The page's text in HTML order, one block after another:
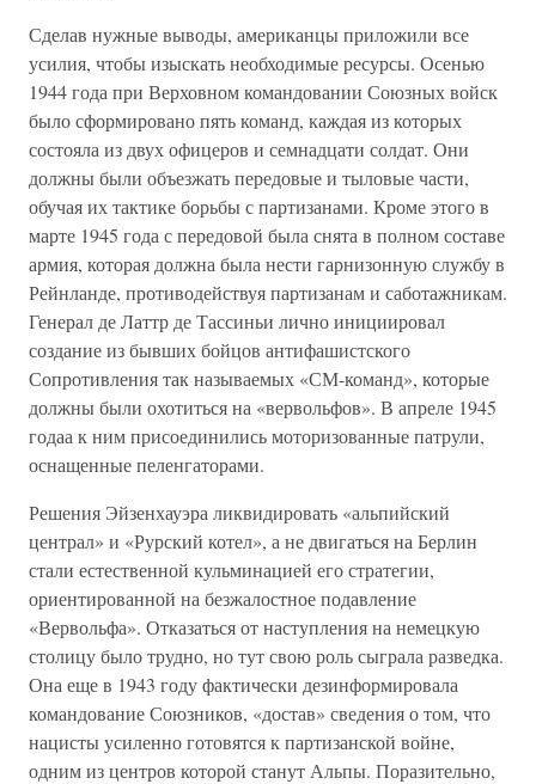
Сделав нужные выводы, американцы приложили все
усилия, чтобы изыскать необходимые ресурсы. Осенью
1944 года при Верховном командовании Союзных войск
было сформировано пять команд, каждая из которых
состояла из двух офицеров и семнадцати солдат. Они
должны были объезжать передовые и тыловые части,
обучая их тактике борьбы с партизанами. Кроме этого в
марте 1945 года с передовой была снята в полном составе
армия, которая должна была нести гарнизонную службу в
Рейнланде, противодействуя партизанам и саботажникам.
Генерал де Латтр де Тассиньи лично инициировал
создание из бывших бойцов антифашистского
Сопротивления так называемых «СМ-команд», которые
должны были охотиться на «вервольфов». В апреле 1945
годаа к ним присоединились моторизованные патрули,
оснащенные пеленгаторами.
Решения Эйзенхауэра ликвидировать «альпийский
централ» и «Рурский котел», а не двигаться на Берлин
стали естественной кульминацией его стратегии,
ориентированной на безжалостное подавление
«Вервольфа». Отказаться от наступления на немецкую
столицу было трудно, но тут свою роль сыграла разведка.
Она еще в 1943 году фактически дезинформировала
командование Союзников, «достав» сведения о том, что
нацисты усиленно готовятся к партизанской войне,
одним из центров которой станут Альпы. Поразительно,